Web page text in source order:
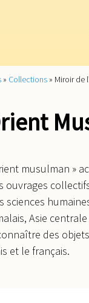
» Collections » Miroir de
musulman »
ouvrages
sciences
Asie
des
et le français.